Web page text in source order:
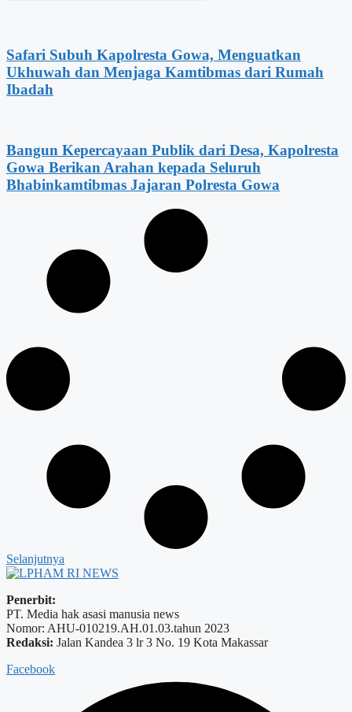
Safari Subuh Kapolresta Gowa, Menguatkan
Ukhuwah dan Menjaga Kamtibmas dari Rumah
Ibadah
Bangun Kepercayaan Publik dari Desa, Kapolresta
Gowa Berikan Arahan kepada Seluruh
Bhabinkamtibmas Jajaran Polresta Gowa
Selanjutnya
Penerbit:
PT. Media hak asasi manusia news
Nomor: AHU-010219.AH.01.03.tahun 2023
Redaksi: Jalan Kandea 3 lr 3 No. 19 Kota Makassar
Facebook